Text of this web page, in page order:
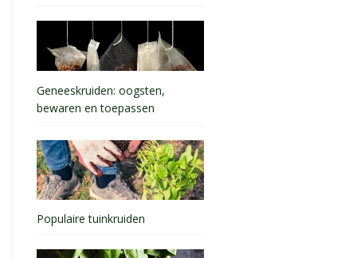
Geneeskruiden: oogsten,
bewaren en toepassen
Populaire tuinkruiden